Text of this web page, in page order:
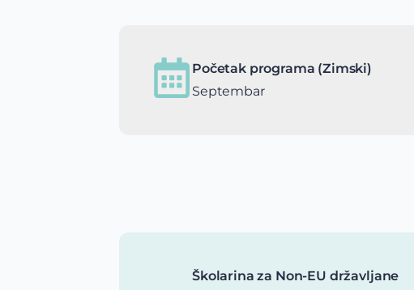
Početak programa (Zimski)
Septembar
Školarina za Non-EU državljane